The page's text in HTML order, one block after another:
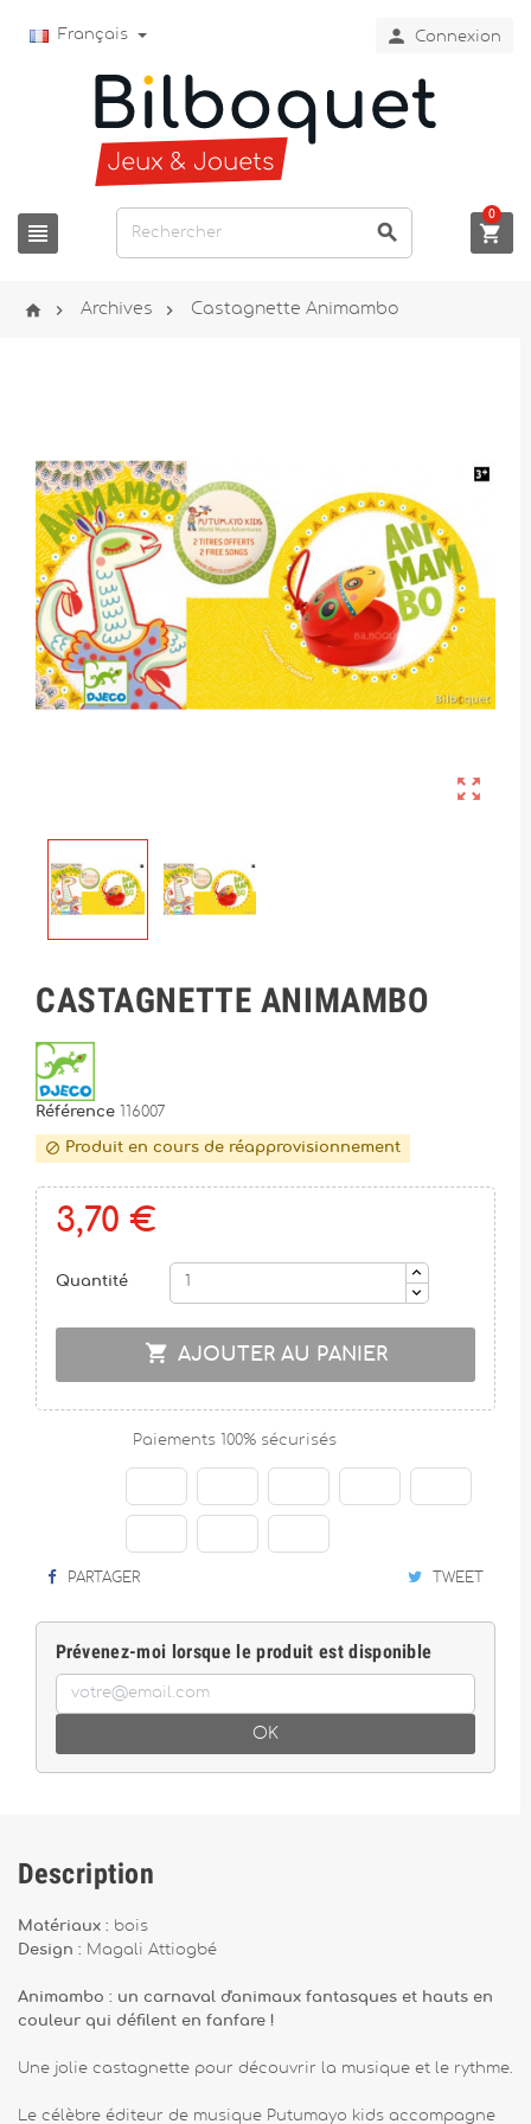
Français  Connexion
  
0
  Archives  Castagnette Animambo

CASTAGNETTE ANIMAMBO
Référence 116007
 Produit en cours de réapprovisionnement
3,70 €
Quantité
 AJOUTER AU PANIER
Paiements 100% sécurisés
PARTAGER TWEET
Prévenez-moi lorsque le produit est disponible
OK
Description
Matériaux : bois
Design : Magali Attiogbé
Animambo : un carnaval d'animaux fantasques et hauts en
couleur qui défilent en fanfare !
Une jolie castagnette pour découvrir la musique et le rythme.
Le célèbre éditeur de musique Putumayo kids accompagne